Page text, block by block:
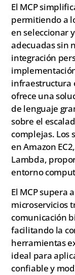
El MCP
permitiendo a
en seleccionar
adecuadas sin
integración
infraestructura
ofrece una
de lenguaje
sobre el
complejas. Los
en Amazon
Lambda,
entorno
El MCP supera
microservicios
comunicación
facilitando la
herramientas
ideal para
confiable y